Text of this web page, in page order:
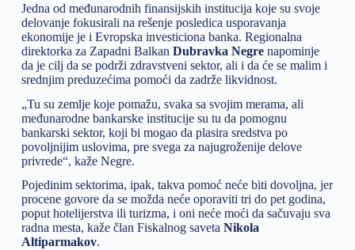
Jedna od međunarodnih finansijskih institucija koje su svoje
delovanje fokusirali na rešenje posledica usporavanja
ekonomije je i Evropska investiciona banka. Regionalna
direktorka za Zapadni Balkan Dubravka Negrenapominje
da je cilj da se podrži zdravstveni sektor, ali i da će se malim i
srednjim preduzećima pomoći da zadrže likvidnost.
„Tu su zemlje koje pomažu, svaka sa svojim merama, ali
međunarodne bankarske institucije su tu da pomognu
bankarski sektor, koji bi mogao da plasira sredstva po
povoljnijim uslovima, pre svega za najugroženije delove
privrede“, kaže Negre.
Pojedinim sektorima, ipak, takva pomoć neće biti dovoljna, jer
procene govore da se možda neće oporaviti tri do pet godina,
poput hotelijerstva ili turizma, i oni neće moći da sačuvaju sva
radna mesta, kaže član Fiskalnog saveta Nikola
Altiparmakov.